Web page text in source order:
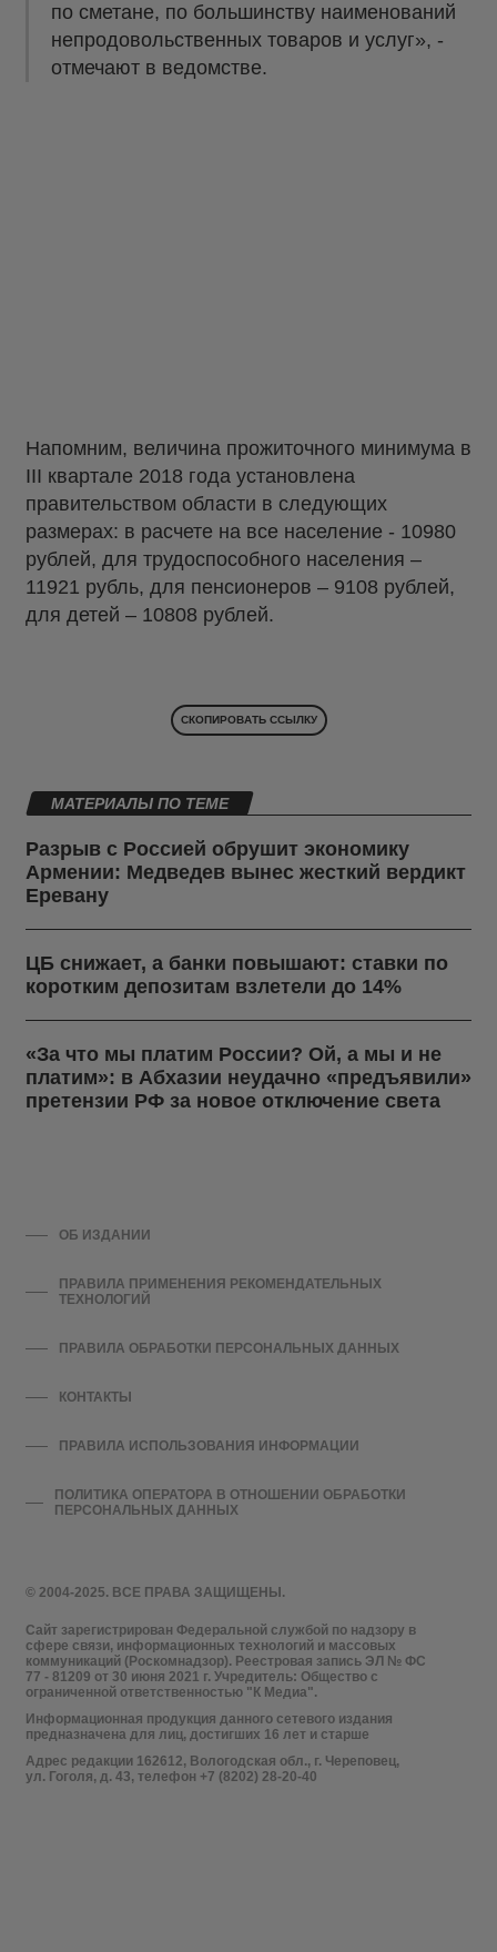
по сметане, по большинству наименований
непродовольственных товаров и услуг», -
отмечают в ведомстве.
Напомним, величина прожиточного минимума в
III квартале 2018 года установлена
правительством области в следующих
размерах: в расчете на все население - 10980
рублей, для трудоспособного населения –
11921 рубль, для пенсионеров – 9108 рублей,
для детей – 10808 рублей.
СКОПИРОВАТЬ ССЫЛКУ
МАТЕРИАЛЫ ПО ТЕМЕ
Разрыв с Россией обрушит экономику
Армении: Медведев вынес жесткий вердикт
Еревану
ЦБ снижает, а банки повышают: ставки по
коротким депозитам взлетели до 14%
«За что мы платим России? Ой, а мы и не
платим»: в Абхазии неудачно «предъявили»
претензии РФ за новое отключение света
© 2004-2025. ВСЕ ПРАВА ЗАЩИЩЕНЫ.
Сайт зарегистрирован Федеральной службой по надзору в
сфере связи, информационных технологий и массовых
коммуникаций (Роскомнадзор). Реестровая запись ЭЛ № ФС
77 - 81209 от 30 июня 2021 г. Учредитель: Общество с
ограниченной ответственностью "К Медиа".
Информационная продукция данного сетевого издания
предназначена для лиц, достигших 16 лет и старше
Адрес редакции 162612, Вологодская обл., г. Череповец,
ул. Гоголя, д. 43, телефон +7 (8202) 28-20-40
ОБ ИЗДАНИИ
ПРАВИЛА ПРИМЕНЕНИЯ РЕКОМЕНДАТЕЛЬНЫХ
ТЕХНОЛОГИЙ
ПРАВИЛА ОБРАБОТКИ ПЕРСОНАЛЬНЫХ ДАННЫХ
КОНТАКТЫ
ПРАВИЛА ИСПОЛЬЗОВАНИЯ ИНФОРМАЦИИ
ПОЛИТИКА ОПЕРАТОРА В ОТНОШЕНИИ ОБРАБОТКИ
ПЕРСОНАЛЬНЫХ ДАННЫХ